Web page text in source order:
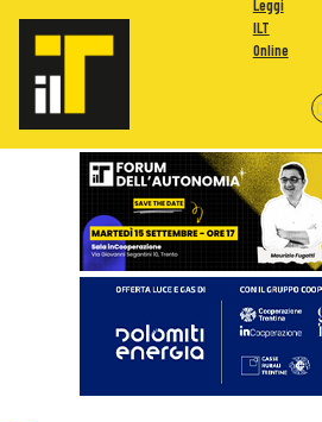
Leggi
ILT
Online